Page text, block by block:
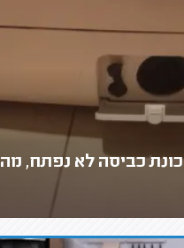
כביסה לא נפתח, מה